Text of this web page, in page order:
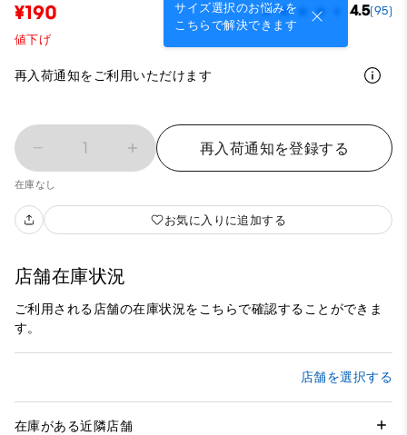
サイズ選択のお悩みを
こちらで解決できます
¥190 4.5(95)
値下げ
再入荷通知をご利用いただけます
1 再入荷通知を登録する
在庫なし
お気に入りに追加する
店舗在庫状況
ご利用される店舗の在庫状況をこちらで確認することができま
す。
店舗を選択する
在庫がある近隣店舗